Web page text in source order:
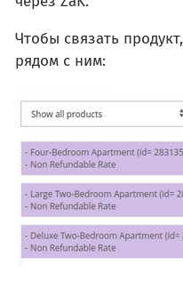
Чтобы связать
рядом с ним: